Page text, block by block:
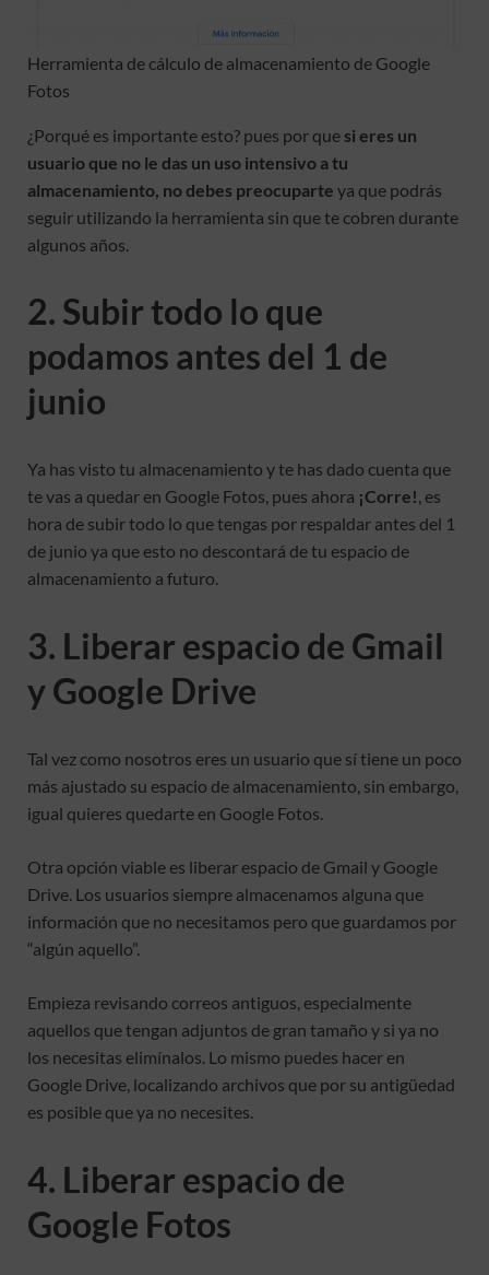
Herramienta de cálculo de almacenamiento de Google
Fotos
¿Porqué es importante esto? pues por que si eres un
usuario que no le das un uso intensivo a tu
almacenamiento, no debes preocuparte ya que podrás
seguir utilizando la herramienta sin que te cobren durante
algunos años.
2. Subir todo lo que
podamos antes del 1 de
junio
Ya has visto tu almacenamiento y te has dado cuenta que
te vas a quedar en Google Fotos, pues ahora ¡Corre!, es
hora de subir todo lo que tengas por respaldar antes del 1
de junio ya que esto no descontará de tu espacio de
almacenamiento a futuro.
3. Liberar espacio de Gmail
y Google Drive
Tal vez como nosotros eres un usuario que sí tiene un poco
más ajustado su espacio de almacenamiento, sin embargo,
igual quieres quedarte en Google Fotos.
Otra opción viable es liberar espacio de Gmail y Google
Drive. Los usuarios siempre almacenamos alguna que
información que no necesitamos pero que guardamos por
“algún aquello”.
Empieza revisando correos antiguos, especialmente
aquellos que tengan adjuntos de gran tamaño y si ya no
los necesitas elimínalos. Lo mismo puedes hacer en
Google Drive, localizando archivos que por su antigüedad
es posible que ya no necesites.
4. Liberar espacio de
Google Fotos